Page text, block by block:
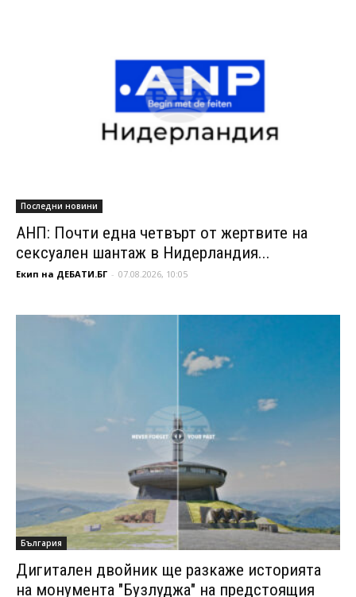
Последни новини
АНП: Почти една четвърт от жертвите на
сексуален шантаж в Нидерландия...
Екип на ДЕБАТИ.БГ - 07.08.2026, 10:05
България
Дигитален двойник ще разкаже историята
на монумента "Бузлуджа" на предстоящия